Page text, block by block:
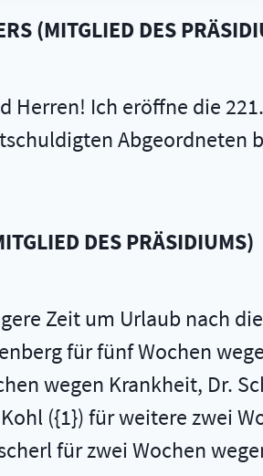
(MITGLIED DES
Herren! Ich eröffne die
Abgeordneten
DES PRÄSIDIUMS)
Zeit um Urlaub nach
für fünf Wochen
wegen Krankheit, Dr.
({1}) für weitere zwei
für zwei Wochen